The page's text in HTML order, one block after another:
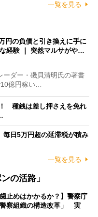
一覧を見る
円の負債と引き換えに手に
経験 ｜ 突然マルサがや…
ダー・磯貝清明氏の著書
億円稼い…
種銭は差し押さえを免れ
日5万円超の延滞税が積み
一覧を見る
の活路」
止めはかかるか？】警察庁
察組織の構造改革」 実